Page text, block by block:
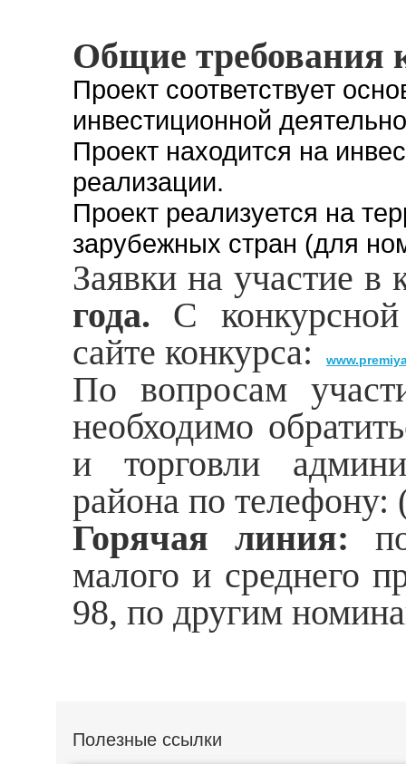
Общие требования
Проект соответствует
инвестиционной
Проект находится на
реализации.
Проект реализуется на
зарубежных стран (для
Заявки на участие
года. С
сайте конкурса:
По вопросам
необходимо
и торговли
района по
Горячая линия:
малого и среднего
98, по другим
Полезные ссылки